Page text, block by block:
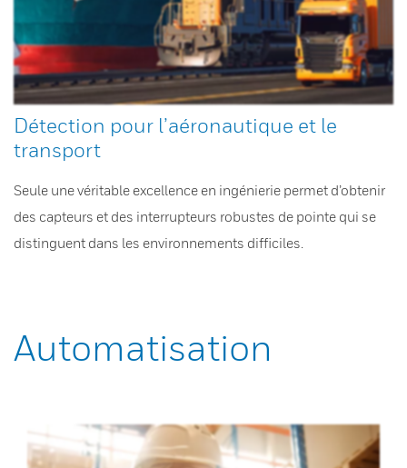
Détection pour l’aéronautique et le
transport
Seule une véritable excellence en ingénierie permet d’obtenir
des capteurs et des interrupteurs robustes de pointe qui se
distinguent dans les environnements difficiles.
Automatisation